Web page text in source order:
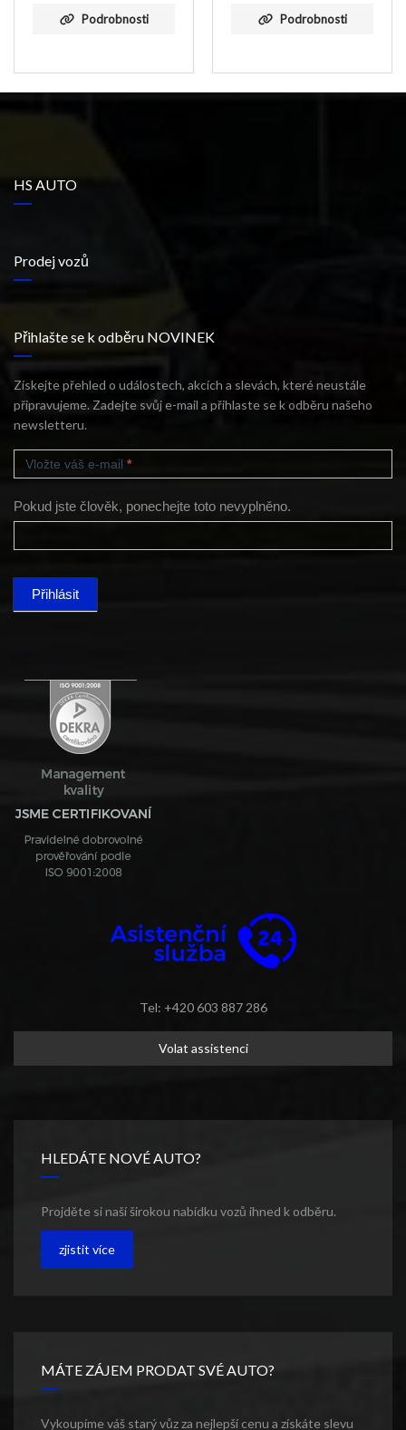
Podrobnosti Podrobnosti
HS AUTO
Prodej vozů
Přihlašte se k odběru NOVINEK
Získejte přehled o událostech, akcích a slevách, které neustále
připravujeme. Zadejte svůj e-mail a přihlaste se k odběru našeho
newsletteru.
FOOTER
Vložte váš e-mail *
Pokud jste člověk, ponechejte toto nevyplněno.
Přihlásit
Tel: +420 603 887 286
Volat assistenci
HLEDÁTE NOVÉ AUTO?
Projděte si naší širokou nabídku vozů ihned k odběru.
zjistit více
MÁTE ZÁJEM PRODAT SVÉ AUTO?
Vykoupíme váš starý vůz za nejlepší cenu a získáte slevu